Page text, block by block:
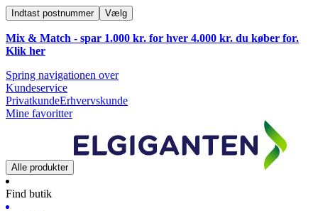
Indtast postnummer Vælg
Mix & Match - spar 1.000 kr. for hver 4.000 kr. du køber for.
Klik her
Spring navigationen over
Kundeservice
PrivatkundeErhvervskunde
Mine favoritter
Alle produkter
Find butik